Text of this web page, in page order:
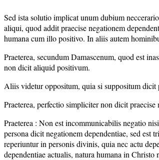
Sed ista solutio implicat unum dubium
aliqui, quod addit praecise negationem
humana cum illo positivo. In aliis autem
Praeterea, secundum Damascenum, quod est
non dicit aliquid positivum.
Aliis videtur oppositum, quia si suppositum dicit
Praeterea, perfectio simpliciter non dicit
Praeterea : Non est incommunicabilis negatio
persona dicit negationem dependentiae, sed est
reperiuntur in personis divinis, quia nec actu
dependentiae actualis, natura humana in